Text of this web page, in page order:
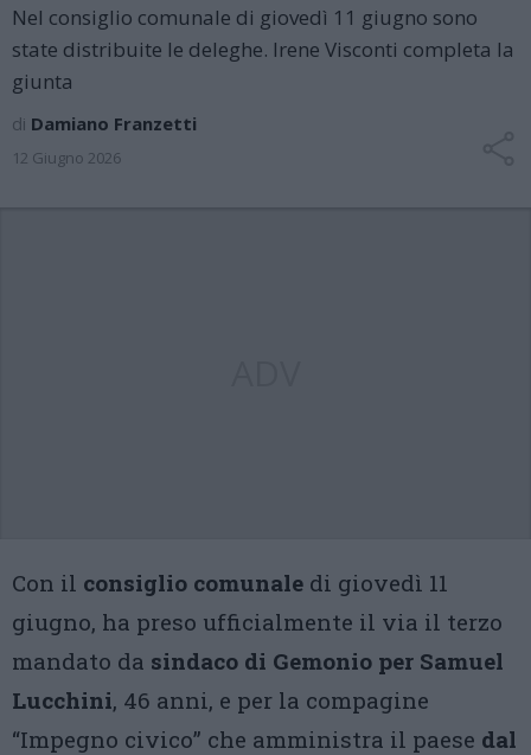
Nel consiglio comunale di giovedì 11 giugno sono
state distribuite le deleghe. Irene Visconti completa la
giunta
di Damiano Franzetti
12 Giugno 2026
Con il consiglio comunale di giovedì 11
giugno, ha preso ufficialmente il via il terzo
mandato da sindaco di Gemonio per Samuel
Lucchini, 46 anni, e per la compagine
“Impegno civico” che amministra il paese dal